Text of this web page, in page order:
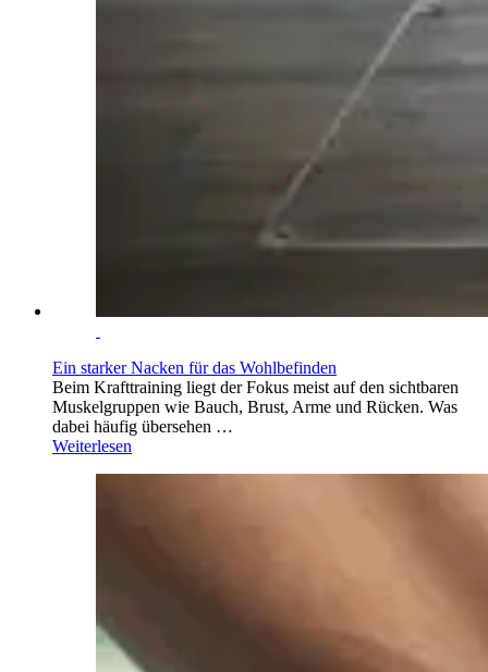
Ein starker Nacken für das Wohlbefinden
Beim Krafttraining liegt der Fokus meist auf den sichtbaren
Muskelgruppen wie Bauch, Brust, Arme und Rücken. Was
dabei häufig übersehen …
Weiterlesen